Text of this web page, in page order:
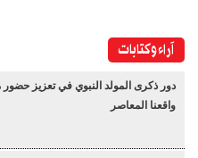
آراء وكتابات
دور ذكرى المولد النبوي في تعزيز حضور
واقعنا المعاصر